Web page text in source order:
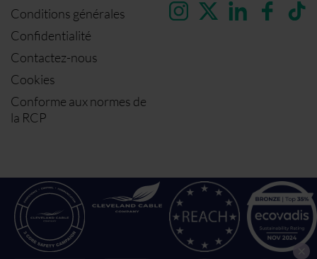
Conditions générales
Confidentialité
Contactez-nous
Cookies
Conforme aux normes de
la RCP